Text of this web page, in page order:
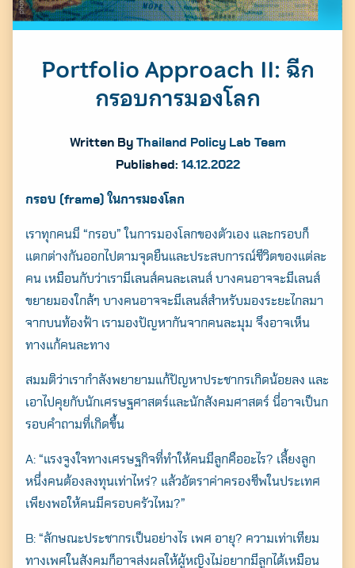
Portfolio Approach II: ฉีก
กรอบการมองโลก
Written By Thailand Policy Lab Team
Published: 14.12.2022
กรอบ (frame) ในการมองโลก
เราทุกคนมี “กรอบ” ในการมองโลกของตัวเอง และกรอบก็
แตกต่างกันออกไปตามจุดยืนและประสบการณ์ชีวิตของแต่ละ
คน เหมือนกับว่าเรามีเลนส์คนละเลนส์ บางคนอาจจะมีเลนส์
ขยายมองใกล้ๆ บางคนอาจจะมีเลนส์สำหรับมองระยะไกลมา
จากบนท้องฟ้า เรามองปัญหากันจากคนละมุม จึงอาจเห็น
ทางแก้คนละทาง
สมมติว่าเรากำลังพยายามแก้ปัญหาประชากรเกิดน้อยลง และ
เอาไปคุยกับนักเศรษฐศาสตร์และนักสังคมศาสตร์ นี่อาจเป็นก
รอบคำถามที่เกิดขึ้น
A: “แรงจูงใจทางเศรษฐกิจที่ทำให้คนมีลูกคืออะไร? เลี้ยงลูก
หนึ่งคนต้องลงทุนเท่าไหร่? แล้วอัตราค่าครองชีพในประเทศ
เพียงพอให้คนมีครอบครัวไหม?”
B: “ลักษณะประชากรเป็นอย่างไร เพศ อายุ? ความเท่าเทียม
ทางเพศในสังคมก็อาจส่งผลให้ผู้หญิงไม่อยากมีลูกได้เหมือน